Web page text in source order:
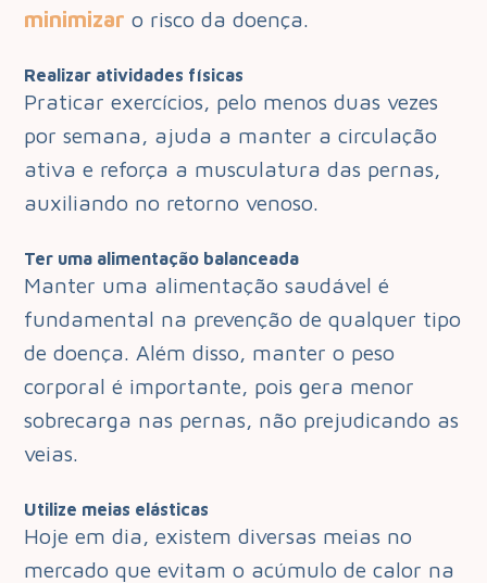
minimizar o risco da doença.
Realizar atividades físicas
Praticar exercícios, pelo menos duas vezes
por semana, ajuda a manter a circulação
ativa e reforça a musculatura das pernas,
auxiliando no retorno venoso.
Ter uma alimentação balanceada
Manter uma alimentação saudável é
fundamental na prevenção de qualquer tipo
de doença. Além disso, manter o peso
corporal é importante, pois gera menor
sobrecarga nas pernas, não prejudicando as
veias.
Utilize meias elásticas
Hoje em dia, existem diversas meias no
mercado que evitam o acúmulo de calor na